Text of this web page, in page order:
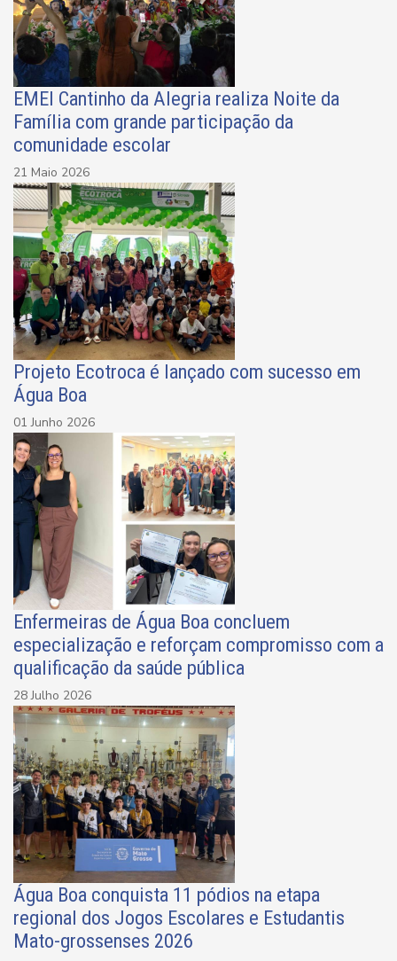
EMEI Cantinho da Alegria realiza Noite da
Família com grande participação da
comunidade escolar
21 Maio 2026
Projeto Ecotroca é lançado com sucesso em
Água Boa
01 Junho 2026
Enfermeiras de Água Boa concluem
especialização e reforçam compromisso com a
qualificação da saúde pública
28 Julho 2026
Água Boa conquista 11 pódios na etapa
regional dos Jogos Escolares e Estudantis
Mato-grossenses 2026